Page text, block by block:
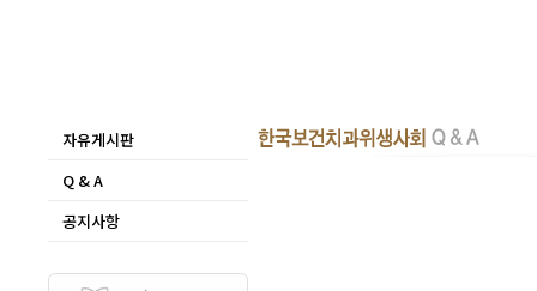
자유게시판
Q & A
공지사항